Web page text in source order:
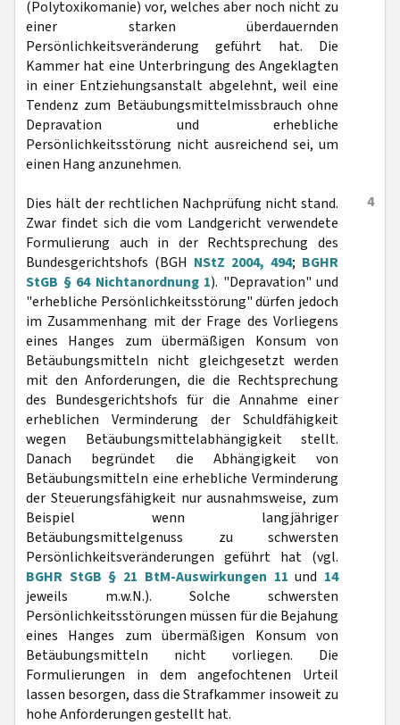
(Polytoxikomanie) vor, welches aber noch nicht zu
einer starken überdauernden
Persönlichkeitsveränderung geführt hat. Die
Kammer hat eine Unterbringung des Angeklagten
in einer Entziehungsanstalt abgelehnt, weil eine
Tendenz zum Betäubungsmittelmissbrauch ohne
Depravation und erhebliche
Persönlichkeitsstörung nicht ausreichend sei, um
einen Hang anzunehmen.
4
Dies hält der rechtlichen Nachprüfung nicht stand.
Zwar findet sich die vom Landgericht verwendete
Formulierung auch in der Rechtsprechung des
Bundesgerichtshofs (BGH NStZ 2004, 494; BGHR
StGB § 64 Nichtanordnung 1). "Depravation" und
"erhebliche Persönlichkeitsstörung" dürfen jedoch
im Zusammenhang mit der Frage des Vorliegens
eines Hanges zum übermäßigen Konsum von
Betäubungsmitteln nicht gleichgesetzt werden
mit den Anforderungen, die die Rechtsprechung
des Bundesgerichtshofs für die Annahme einer
erheblichen Verminderung der Schuldfähigkeit
wegen Betäubungsmittelabhängigkeit stellt.
Danach begründet die Abhängigkeit von
Betäubungsmitteln eine erhebliche Verminderung
der Steuerungsfähigkeit nur ausnahmsweise, zum
Beispiel wenn langjähriger
Betäubungsmittelgenuss zu schwersten
Persönlichkeitsveränderungen geführt hat (vgl.
BGHR StGB § 21 BtM-Auswirkungen 11 und 14
jeweils m.w.N.). Solche schwersten
Persönlichkeitsstörungen müssen für die Bejahung
eines Hanges zum übermäßigen Konsum von
Betäubungsmitteln nicht vorliegen. Die
Formulierungen in dem angefochtenen Urteil
lassen besorgen, dass die Strafkammer insoweit zu
hohe Anforderungen gestellt hat.